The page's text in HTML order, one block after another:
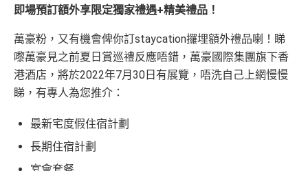
即場預訂額外享限定獨家禮遇+精美禮品！
萬豪粉，又有機會俾你訂staycation攞埋額外禮品喇！睇
嚟萬豪見之前夏日賞巡禮反應唔錯，萬豪國際集團旗下香
港酒店，將於2022年7月30日有展覽，唔洗自己上網慢慢
睇，有專人為您推介：
最新宅度假住宿計劃
長期住宿計劃